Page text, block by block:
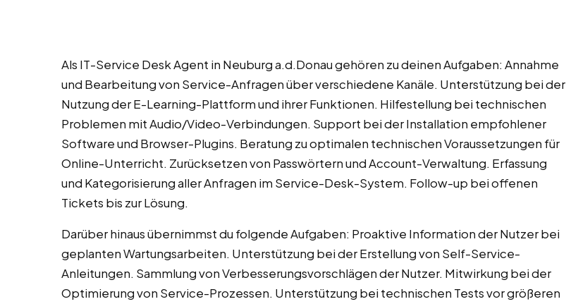
Als IT-Service Desk Agent in Neuburg a.d.Donau gehören zu deinen Aufgaben: Annahme
und Bearbeitung von Service-Anfragen über verschiedene Kanäle. Unterstützung bei der
Nutzung der E-Learning-Plattform und ihrer Funktionen. Hilfestellung bei technischen
Problemen mit Audio/Video-Verbindungen. Support bei der Installation empfohlener
Software und Browser-Plugins. Beratung zu optimalen technischen Voraussetzungen für
Online-Unterricht. Zurücksetzen von Passwörtern und Account-Verwaltung. Erfassung
und Kategorisierung aller Anfragen im Service-Desk-System. Follow-up bei offenen
Tickets bis zur Lösung.
Darüber hinaus übernimmst du folgende Aufgaben: Proaktive Information der Nutzer bei
geplanten Wartungsarbeiten. Unterstützung bei der Erstellung von Self-Service-
Anleitungen. Sammlung von Verbesserungsvorschlägen der Nutzer. Mitwirkung bei der
Optimierung von Service-Prozessen. Unterstützung bei technischen Tests vor größeren